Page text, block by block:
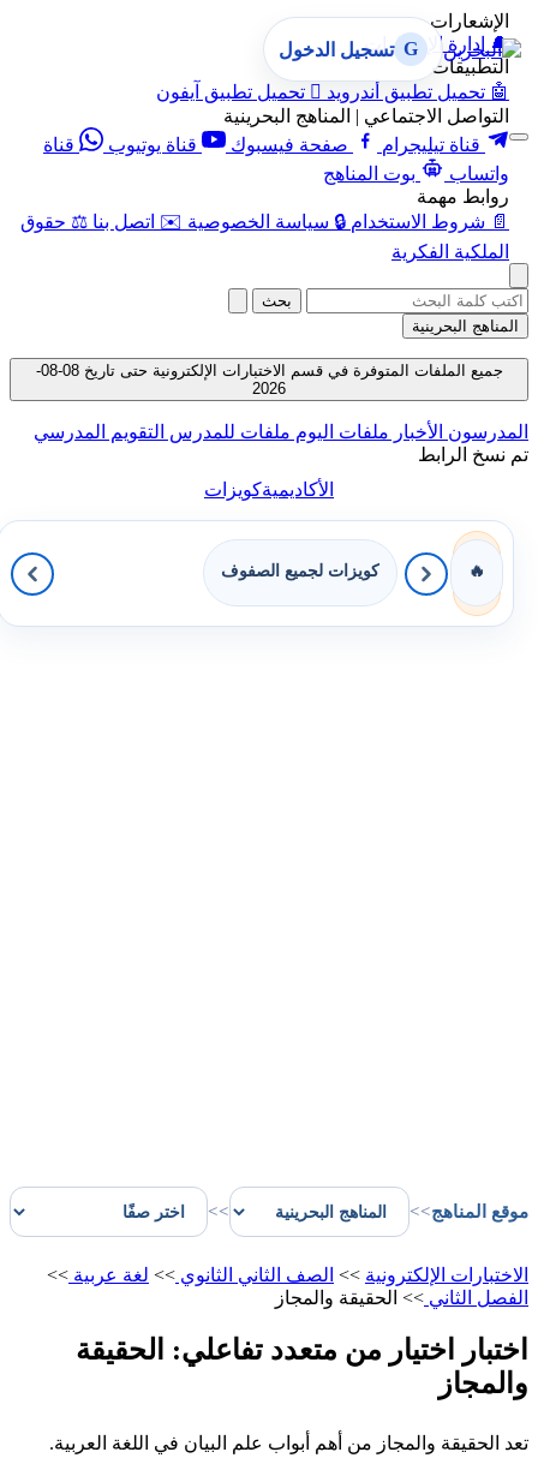
الإشعارات
🔔
إدارة الإشعارات
التطبيقات
🤖 تحميل تطبيق أندرويد  تحميل تطبيق آيفون
التواصل الاجتماعي | المناهج البحرينية
قناة تيليجرام
صفحة فيسبوك قناة يوتيوب
قناة
واتساب
بوت المناهج
روابط مهمة
📄 شروط الاستخدام 🔒 سياسة الخصوصية ✉️ اتصل بنا ⚖️ حقوق
الملكية الفكرية
G تسجيل الدخول
بحث
المناهج البحرينية
جميع الملفات المتوفرة في قسم الاختبارات الإلكترونية حتى تاريخ 08-08-
2026
المدرسون الأخبار ملفات اليوم ملفات للمدرس التقويم المدرسي
تم نسخ الرابط
الأكاديميةكويزات
🔥 كويزات لجميع الصفوف
موقع المناهج>>
>>
الاختبارات الإلكترونية >> الصف الثاني الثانوي >> لغة عربية >>
الفصل الثاني >> الحقيقة والمجاز
اختبار اختيار من متعدد تفاعلي: الحقيقة
والمجاز
تعد الحقيقة والمجاز من أهم أبواب علم البيان في اللغة العربية.